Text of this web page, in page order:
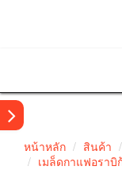
หน้าหลัก สินค้า
เมล็ดกาแฟอรา